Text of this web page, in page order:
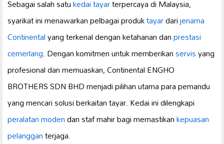
Sebagai salah satukedai tayarterpercaya di Malaysia,
syarikat ini menawarkan pelbagai produktayardarijenama
Continentalyang terkenal dengan ketahanan danprestasi
cemerlang. Dengan komitmen untuk memberikanservisyang
profesional dan memuaskan, Continental ENGHO
BROTHERS SDN BHD menjadi pilihan utama para pemandu
yang mencari solusi berkaitan tayar. Kedai ini dilengkapi
peralatan modendan staf mahir bagi memastikankepuasan
pelangganterjaga.